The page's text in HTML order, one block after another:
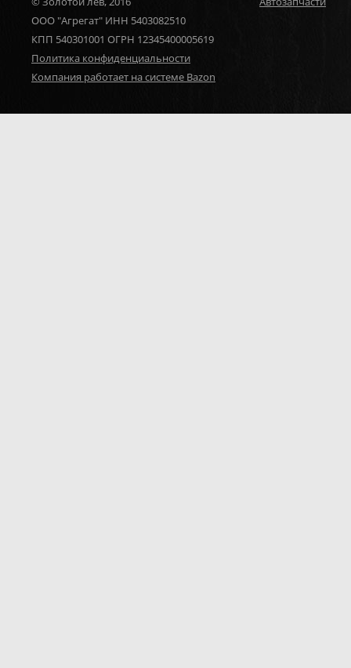
ООО "Агрегат" ИНН 5403082510
КПП 540301001 ОГРН 12345400005619
Политика конфиденциальности
Компания работает на системе Bazon